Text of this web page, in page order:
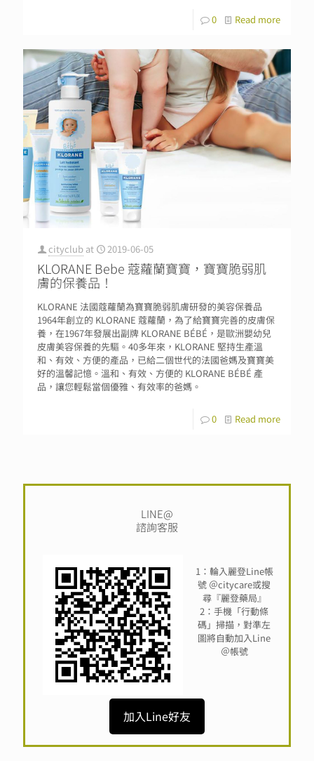
0 Read more
cityclub at 2019-06-05
KLORANE Bebe 蔻蘿蘭寶寶，寶寶脆弱肌
膚的保養品！
KLORANE 法國蔻蘿蘭為寶寶脆弱肌膚研發的美容保養品
1964年創立的 KLORANE 蔻蘿蘭，為了給寶寶完善的皮膚保
養，在1967年發展出副牌 KLORANE BÉBÉ，是歐洲嬰幼兒
皮膚美容保養的先驅。40多年來，KLORANE 堅持生產溫
和、有效、方便的產品，已給二個世代的法國爸媽及寶寶美
好的溫馨記憶。溫和、有效、方便的 KLORANE BÉBÉ 產
品，讓您輕鬆當個優雅、有效率的爸媽。
0 Read more
LINE@
諮詢客服
1：輪入麗登Line帳
號 ＠citycare或搜
尋『麗登藥局』
2：手機「行動條
碼」掃描，對準左
圖將自動加入Line
＠帳號
加入Line好友